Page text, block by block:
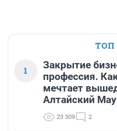
ТОП
1
Закрытие
профессия.
мечтает
Алтайский
23 309 2